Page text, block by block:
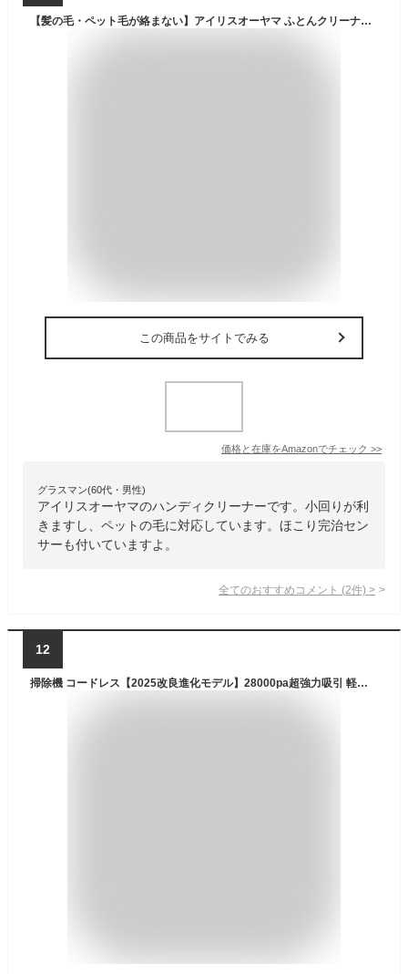
【髪の毛・ペット毛が絡まない】アイリスオーヤマ ふとんクリーナー ダニ対策 ペット毛対応 猫 犬 抜け毛 ほこり感知センサー ソファ カーペット FCA-31PZ1-W
この商品をサイトでみる
価格と在庫をAmazonでチェック >>
グラスマン(60代・男性)
アイリスオーヤマのハンディクリーナーです。小回りが利
きますし、ペットの毛に対応しています。ほこり完治セン
サーも付いていますよ。
全てのおすすめコメント (2件) >
12
掃除機 コードレス【2025改良進化モデル】28000pa超強力吸引 軽量 コードレス掃除機 Type-C usb充電式 LEDライト付 スティッククリーナー ハンディークリーナー そうじき 車用そうじき HEPA多重濾過 多種類ノズル 省エネ 2WAY 静音設計 家庭用/一人暮らし/フロア/カーペット/車に適用（Deep Purple）